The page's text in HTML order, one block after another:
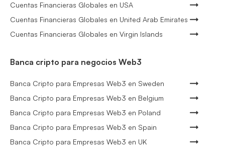
Cuentas Financieras Globales en USA
Cuentas Financieras Globales en United Arab Emirates
Cuentas Financieras Globales en Virgin Islands
Banca cripto para negocios Web3
Banca Cripto para Empresas Web3 en Sweden
Banca Cripto para Empresas Web3 en Belgium
Banca Cripto para Empresas Web3 en Poland
Banca Cripto para Empresas Web3 en Spain
Banca Cripto para Empresas Web3 en UK